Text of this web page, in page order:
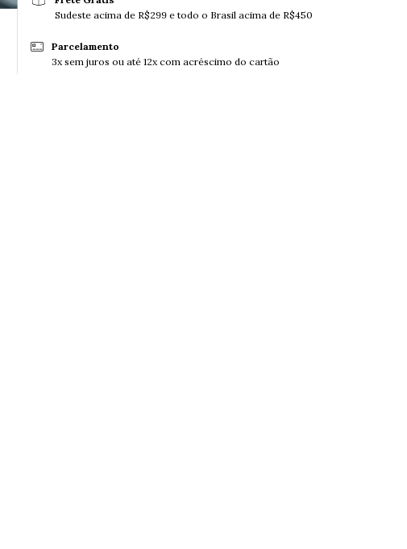
Sudeste acima de R$299 e todo o Brasil acima de R$450
Parcelamento
3x sem juros ou até 12x com acréscimo do cartão